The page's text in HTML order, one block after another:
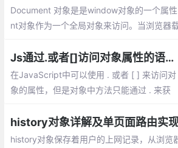
Document 对象是是window对象的一个属
nt对象作为一个全局对象来访问。当浏览器
Js通过.或者[]访问对象属性的语法、性能等区别
在JavaScript中可以使用 . 或者 [ ] 来访问对
象的属性，但是对象中方法只能通过 . 来获
者使用[]作为一个关联数组来存取对象的属
性。但是这两种方式有什么区别了？
history对象详解及单页面路由实
history对象保存着用户的上网记录，从浏览